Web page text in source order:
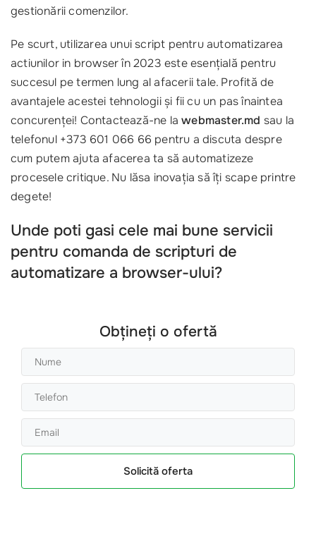
gestionării comenzilor.
Pe scurt, utilizarea unui script pentru automatizarea
actiunilor in browser în 2023 este esențială pentru
succesul pe termen lung al afacerii tale. Profită de
avantajele acestei tehnologii și fii cu un pas înaintea
concurenței! Contactează-ne lawebmaster.md sau la
telefonul +373 601 066 66 pentru a discuta despre
cum putem ajuta afacerea ta să automatizeze
procesele critique. Nu lăsa inovația să îți scape printre
degete!
Unde poti gasi cele mai bune servicii
pentru comanda de scripturi de
automatizare a browser-ului?
Obțineți o ofertă
Solicită oferta